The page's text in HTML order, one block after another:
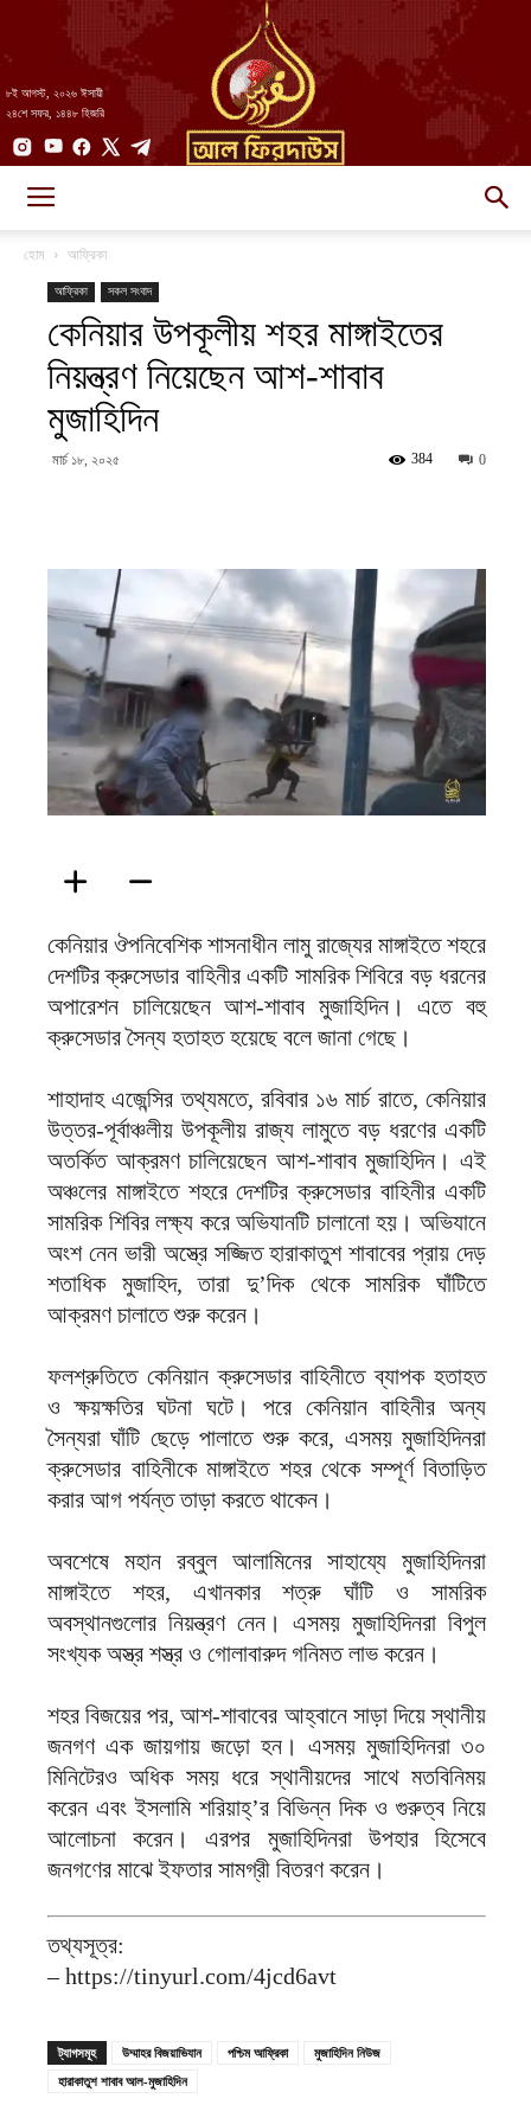
৮ই আগস্ট, ২০২৬ ঈসায়ী
২৪শে সফর, ১৪৪৮ হিজরি
||
হোম আফ্রিকা
আফ্রিকা সকল সংবাদ
কেনিয়ার উপকূলীয় শহর মাঙ্গাইতের
নিয়ন্ত্রণ নিয়েছেন আশ-শাবাব
মুজাহিদিন
মার্চ ১৮, ২০২৫ 0
384
কেনিয়ার ঔপনিবেশিক শাসনাধীন লামু রাজ্যের মাঙ্গাইতে শহরে
দেশটির ক্রুসেডার বাহিনীর একটি সামরিক শিবিরে বড় ধরনের
অপারেশন চালিয়েছেন আশ-শাবাব মুজাহিদিন। এতে বহু
ক্রুসেডার সৈন্য হতাহত হয়েছে বলে জানা গেছে।
শাহাদাহ এজেন্সির তথ্যমতে, রবিবার ১৬ মার্চ রাতে, কেনিয়ার
উত্তর-পূর্বাঞ্চলীয় উপকূলীয় রাজ্য লামুতে বড় ধরণের একটি
অতর্কিত আক্রমণ চালিয়েছেন আশ-শাবাব মুজাহিদিন। এই
অঞ্চলের মাঙ্গাইতে শহরে দেশটির ক্রুসেডার বাহিনীর একটি
সামরিক শিবির লক্ষ্য করে অভিযানটি চালানো হয়। অভিযানে
অংশ নেন ভারী অস্ত্রে সজ্জিত হারাকাতুশ শাবাবের প্রায় দেড়
শতাধিক মুজাহিদ, তারা দু’দিক থেকে সামরিক ঘাঁটিতে
আক্রমণ চালাতে শুরু করেন।
ফলশ্রুতিতে কেনিয়ান ক্রুসেডার বাহিনীতে ব্যাপক হতাহত
ও ক্ষয়ক্ষতির ঘটনা ঘটে। পরে কেনিয়ান বাহিনীর অন্য
সৈন্যরা ঘাঁটি ছেড়ে পালাতে শুরু করে, এসময় মুজাহিদিনরা
ক্রুসেডার বাহিনীকে মাঙ্গাইতে শহর থেকে সম্পূর্ণ বিতাড়িত
করার আগ পর্যন্ত তাড়া করতে থাকেন।
অবশেষে মহান রব্বুল আলামিনের সাহায্যে মুজাহিদিনরা
মাঙ্গাইতে শহর, এখানকার শত্রু ঘাঁটি ও সামরিক
অবস্থানগুলোর নিয়ন্ত্রণ নেন। এসময় মুজাহিদিনরা বিপুল
সংখ্যক অস্ত্র শস্ত্র ও গোলাবারুদ গনিমত লাভ করেন।
শহর বিজয়ের পর, আশ-শাবাবের আহ্বানে সাড়া দিয়ে স্থানীয়
জনগণ এক জায়গায় জড়ো হন। এসময় মুজাহিদিনরা ৩০
মিনিটেরও অধিক সময় ধরে স্থানীয়দের সাথে মতবিনিময়
করেন এবং ইসলামি শরিয়াহ্’র বিভিন্ন দিক ও গুরুত্ব নিয়ে
আলোচনা করেন। এরপর মুজাহিদিনরা উপহার হিসেবে
জনগণের মাঝে ইফতার সামগ্রী বিতরণ করেন।
তথ্যসূত্র:
– https://tinyurl.com/4jcd6avt
ট্যাগসমূহ উম্মাহর বিজয়াভিযান পশ্চিম আফ্রিকা
মুজাহিদিন নিউজ
হারাকাতুশ শাবাব আল-মুজাহিদিন